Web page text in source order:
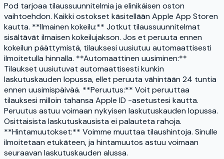
Pod tarjoaa tilaussuunnitelmia ja elinikäisen oston
vaihtoehdon. Kaikki ostokset käsitellään Apple App Storen
kautta. **Ilmainen kokeilu:** Jotkut tilaussuunnitelmat
sisältävät ilmaisen kokeilujakson. Jos et peruuta ennen
kokeilun päättymistä, tilauksesi uusiutuu automaattisesti
ilmoitetulla hinnalla. **Automaattinen uusiminen:**
Tilaukset uusiutuvat automaattisesti kunkin
laskutuskauden lopussa, ellet peruuta vähintään 24 tuntia
ennen uusimispäivää. **Peruutus:** Voit peruuttaa
tilauksesi milloin tahansa Apple ID -asetustesi kautta.
Peruutus astuu voimaan nykyisen laskutuskauden lopussa.
Osittaisista laskutuskausista ei palauteta rahoja.
**Hintamuutokset:** Voimme muuttaa tilaushintoja. Sinulle
ilmoitetaan etukäteen, ja hintamuutos astuu voimaan
seuraavan laskutuskauden alussa.